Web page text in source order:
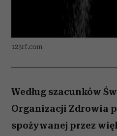
123rf.com
Według szacunków
Organizacji Zdrowia
spożywanej przez